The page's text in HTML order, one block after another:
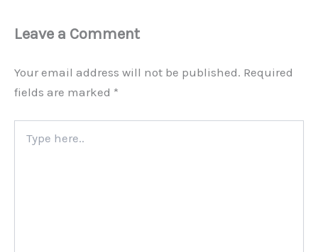
Leave a Comment
Your email address will not be published. Required
fields are marked *
here..